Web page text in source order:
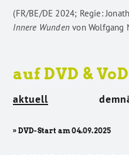
(FR/BE/DE 2024; Regie:
Innere Wunden vonWolfgang
auf DVD & VoD
aktuell
» DVD-Start am 04.09.2025